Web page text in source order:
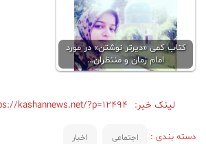
کتاب کمی «دیرتر نوشتن» در مورد
امام زمان و منتظران…
لینک خبر: kashannews.net/?p=12494
دسته بندی : اجتماعی اخبار